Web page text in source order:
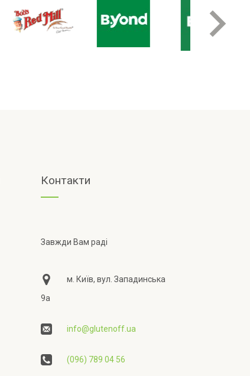
Контакти
Завжди Вам раді
м. Київ, вул. Западинська
9а
info@glutenoff.ua
(096) 789 04 56